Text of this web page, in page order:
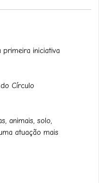
iniciativa
Círculo
animais, solo,
atuação mais